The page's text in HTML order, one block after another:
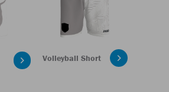
Volleyball Short